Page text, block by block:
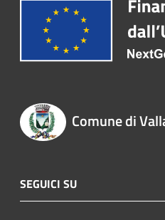
Comune di
SEGUICI SU